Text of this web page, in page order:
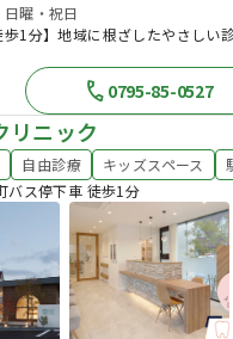
曜・祝日
歩1分】地域に根ざしたやさしい
0795-85-0527
リニック
自由診療 キッズスペース
バス停下車 徒歩1分